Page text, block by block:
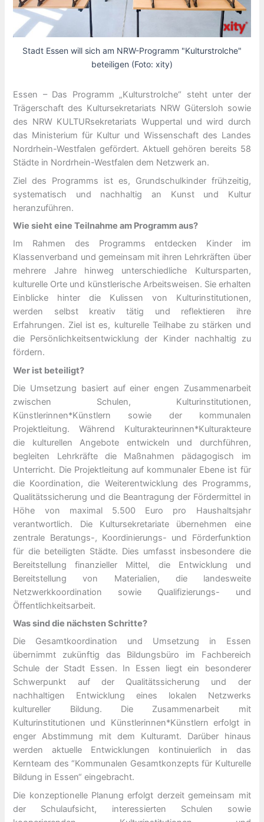
Stadt Essen will sich am NRW-Programm "Kulturstrolche"
beteiligen (Foto: xity)
Essen – Das Programm „Kulturstrolche“ steht unter der
Trägerschaft des Kultursekretariats NRW Gütersloh sowie
des NRW KULTURsekretariats Wuppertal und wird durch
das Ministerium für Kultur und Wissenschaft des Landes
Nordrhein-Westfalen gefördert. Aktuell gehören bereits 58
Städte in Nordrhein-Westfalen dem Netzwerk an.
Ziel des Programms ist es, Grundschulkinder frühzeitig,
systematisch und nachhaltig an Kunst und Kultur
heranzuführen.
Wie sieht eine Teilnahme am Programm aus?
Im Rahmen des Programms entdecken Kinder im
Klassenverband und gemeinsam mit ihren Lehrkräften über
mehrere Jahre hinweg unterschiedliche Kultursparten,
kulturelle Orte und künstlerische Arbeitsweisen. Sie erhalten
Einblicke hinter die Kulissen von Kulturinstitutionen,
werden selbst kreativ tätig und reflektieren ihre
Erfahrungen. Ziel ist es, kulturelle Teilhabe zu stärken und
die Persönlichkeitsentwicklung der Kinder nachhaltig zu
fördern.
Wer ist beteiligt?
Die Umsetzung basiert auf einer engen Zusammenarbeit
zwischen Schulen, Kulturinstitutionen,
Künstlerinnen*Künstlern sowie der kommunalen
Projektleitung. Während Kulturakteurinnen*Kulturakteure
die kulturellen Angebote entwickeln und durchführen,
begleiten Lehrkräfte die Maßnahmen pädagogisch im
Unterricht. Die Projektleitung auf kommunaler Ebene ist für
die Koordination, die Weiterentwicklung des Programms,
Qualitätssicherung und die Beantragung der Fördermittel in
Höhe von maximal 5.500 Euro pro Haushaltsjahr
verantwortlich. Die Kultursekretariate übernehmen eine
zentrale Beratungs-, Koordinierungs- und Förderfunktion
für die beteiligten Städte. Dies umfasst insbesondere die
Bereitstellung finanzieller Mittel, die Entwicklung und
Bereitstellung von Materialien, die landesweite
Netzwerkkoordination sowie Qualifizierungs- und
Öffentlichkeitsarbeit.
Was sind die nächsten Schritte?
Die Gesamtkoordination und Umsetzung in Essen
übernimmt zukünftig das Bildungsbüro im Fachbereich
Schule der Stadt Essen. In Essen liegt ein besonderer
Schwerpunkt auf der Qualitätssicherung und der
nachhaltigen Entwicklung eines lokalen Netzwerks
kultureller Bildung. Die Zusammenarbeit mit
Kulturinstitutionen und Künstlerinnen*Künstlern erfolgt in
enger Abstimmung mit dem Kulturamt. Darüber hinaus
werden aktuelle Entwicklungen kontinuierlich in das
Kernteam des “Kommunalen Gesamtkonzepts für Kulturelle
Bildung in Essen“ eingebracht.
Die konzeptionelle Planung erfolgt derzeit gemeinsam mit
der Schulaufsicht, interessierten Schulen sowie